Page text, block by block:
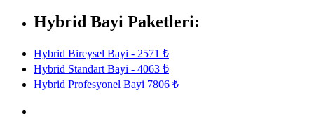
Hybrid Bayi Paketleri:
Hybrid Bireysel Bayi - 2571 ₺
Hybrid Standart Bayi - 4063 ₺
Hybrid Profesyonel Bayi 7806 ₺